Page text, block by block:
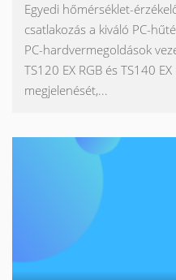
Egyedi hőmérséklet-
csatlakozás a kiváló PC-
PC-hardvermegoldások
TS120 EX RGB és TS140
megjelenését,...